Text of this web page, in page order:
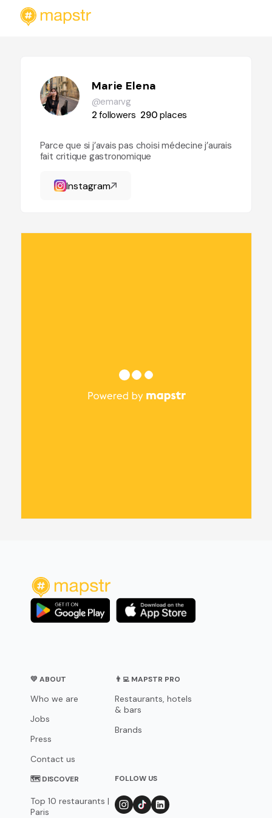
Marie Elena
@emarvg
2followers 290places
Parce que si j’avais pas choisi médecine j’aurais
fait critique gastronomique
Instagram
💛 ABOUT
Who we are
Jobs
Press
Contact us
👨‍💻 MAPSTR PRO
Restaurants, hotels
& bars
Brands
🗺 DISCOVER
Top 10 restaurants |
Paris
FOLLOW US